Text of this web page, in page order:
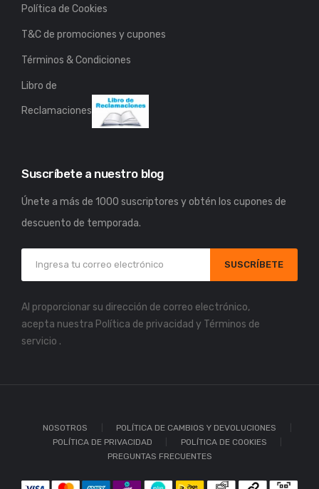
Política de Cookies
T&C de promociones y cupones
Términos & Condiciones
Libro de
Reclamaciones
Suscríbete a nuestro blog
Únete a más de 1000 suscriptores y obtén los cupones de
descuento de temporada.
SUSCRÍBETE
Al proporcionar su dirección de correo electrónico,
acepta nuestra Política de privacidad y Términos de
servicio .
NOSOTROS
POLÍTICA DE CAMBIOS Y DEVOLUCIONES
POLÍTICA DE PRIVACIDAD
POLÍTICA DE COOKIES
PREGUNTAS FRECUENTES